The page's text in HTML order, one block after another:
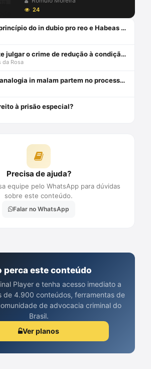
constituição federal
24
Lei 14.836/24, princípio do in dubio pro reo e Habeas Corpus coletivo
A quem compete julgar o crime de redução à condição análoga à escravo (cp, art. 149)?
da Rosa
A aplicação da analogia in malam partem no processo penal brasileiro
à prisão especial?
Precisa de ajuda?
equipe pelo WhatsApp para dúvidas
sobre este conteúdo.
Falar no WhatsApp
perca este conteúdo
Player e tenha acesso imediato a
de 4.900 conteúdos, ferramentas de
de advocacia criminal do
Brasil.
Ver planos